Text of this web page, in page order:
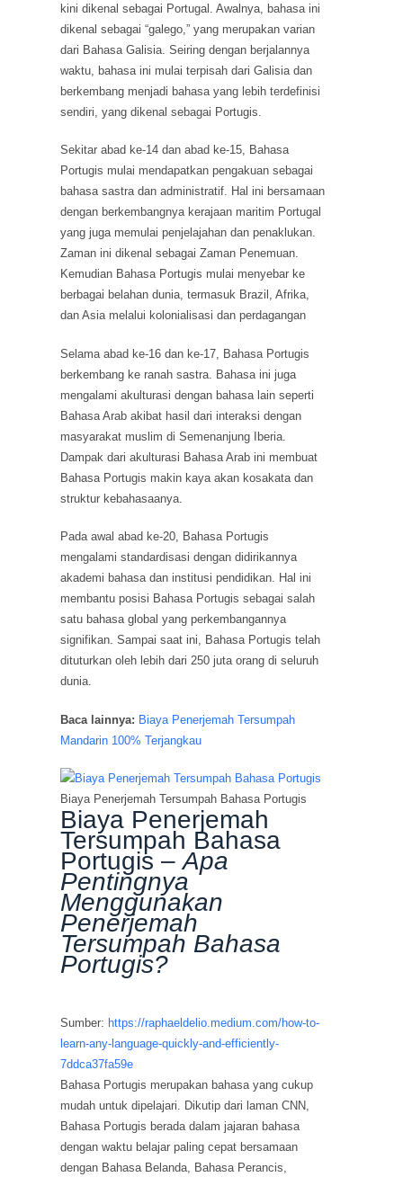
kini dikenal sebagai Portugal. Awalnya, bahasa ini
dikenal sebagai “galego,” yang merupakan varian
dari Bahasa Galisia. Seiring dengan berjalannya
waktu, bahasa ini mulai terpisah dari Galisia dan
berkembang menjadi bahasa yang lebih terdefinisi
sendiri, yang dikenal sebagai Portugis.
Sekitar abad ke-14 dan abad ke-15, Bahasa
Portugis mulai mendapatkan pengakuan sebagai
bahasa sastra dan administratif. Hal ini bersamaan
dengan berkembangnya kerajaan maritim Portugal
yang juga memulai penjelajahan dan penaklukan.
Zaman ini dikenal sebagai Zaman Penemuan.
Kemudian Bahasa Portugis mulai menyebar ke
berbagai belahan dunia, termasuk Brazil, Afrika,
dan Asia melalui kolonialisasi dan perdagangan
Selama abad ke-16 dan ke-17, Bahasa Portugis
berkembang ke ranah sastra. Bahasa ini juga
mengalami akulturasi dengan bahasa lain seperti
Bahasa Arab akibat hasil dari interaksi dengan
masyarakat muslim di Semenanjung Iberia.
Dampak dari akulturasi Bahasa Arab ini membuat
Bahasa Portugis makin kaya akan kosakata dan
struktur kebahasaanya.
Pada awal abad ke-20, Bahasa Portugis
mengalami standardisasi dengan didirikannya
akademi bahasa dan institusi pendidikan. Hal ini
membantu posisi Bahasa Portugis sebagai salah
satu bahasa global yang perkembangannya
signifikan. Sampai saat ini, Bahasa Portugis telah
dituturkan oleh lebih dari 250 juta orang di seluruh
dunia.
Baca lainnya: Biaya Penerjemah Tersumpah
Mandarin 100% Terjangkau
Biaya Penerjemah Tersumpah Bahasa Portugis
Biaya Penerjemah
Tersumpah Bahasa
Portugis –Apa
Pentingnya
Menggunakan
Penerjemah
Tersumpah Bahasa
Portugis?
Sumber: https://raphaeldelio.medium.com/how-to-
learn-any-language-quickly-and-efficiently-
7ddca37fa59e
Bahasa Portugis merupakan bahasa yang cukup
mudah untuk dipelajari. Dikutip dari laman CNN,
Bahasa Portugis berada dalam jajaran bahasa
dengan waktu belajar paling cepat bersamaan
dengan Bahasa Belanda, Bahasa Perancis,